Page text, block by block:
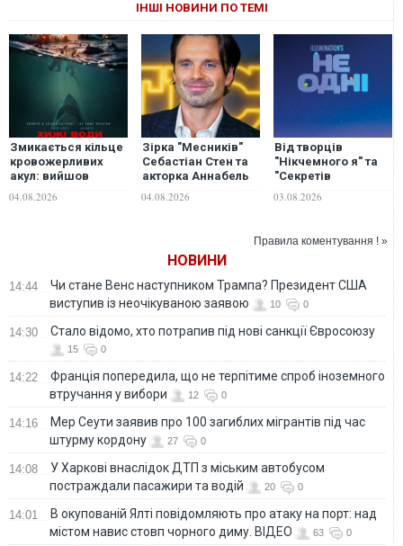
ІНШІ НОВИНИ ПО ТЕМІ
Змикається кільце
кровожерливих
акул: вийшов
"Хижі води"
04.08.2026
Зірка "Месників"
Себастіан Стен та
акторка Аннабель
стали батьками
04.08.2026
Від творців
"Нікчемного я" та
"Секретів
вийшов тизер
03.08.2026
Правила коментування ! »
НОВИНИ
14:44
Чи стане Венс наступником Трампа? Президент США
виступив із неочікуваною заявою
10 0
14:30 Стало відомо, хто потрапив під нові санкції Євросоюзу
15 0
14:22
Франція попередила, що не терпітиме спроб іноземного
втручання у вибори
12 0
14:16
Мер Сеути заявив про 100 загиблих мігрантів під час
штурму кордону
27 0
14:08
У Харкові внаслідок ДТП з міським автобусом
постраждали пасажири та водій
20 0
14:01
В окупованій Ялті повідомляють про атаку на порт: над
містом навис стовп чорного диму. ВІДЕО
63 0